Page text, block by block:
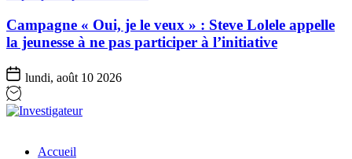
Campagne « Oui, je le veux » : Steve Lolele appelle
la jeunesse à ne pas participer à l’initiative
lundi, août 10 2026
Accueil